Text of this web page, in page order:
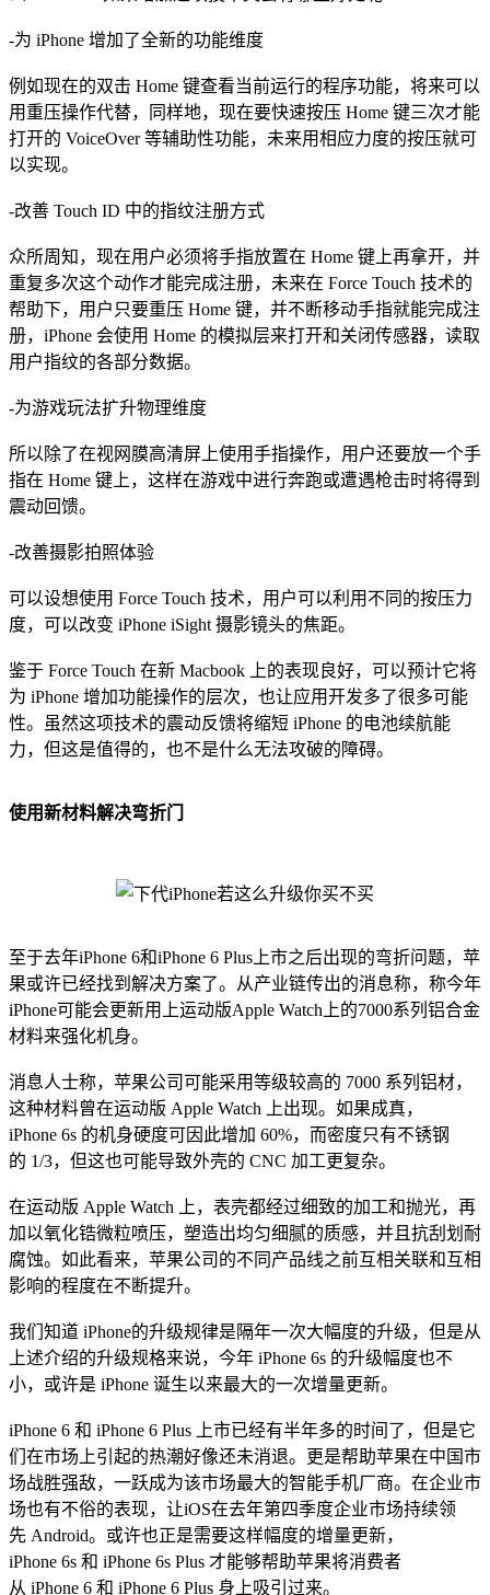
-为 iPhone 增加了全新的功能维度
例如现在的双击 Home 键查看当前运行的程序功能，将来可以
用重压操作代替，同样地，现在要快速按压 Home 键三次才能
打开的 VoiceOver 等辅助性功能，未来用相应力度的按压就可
以实现。
-改善 Touch ID 中的指纹注册方式
众所周知，现在用户必须将手指放置在 Home 键上再拿开，并
重复多次这个动作才能完成注册，未来在 Force Touch 技术的
帮助下，用户只要重压 Home 键，并不断移动手指就能完成注
册，iPhone 会使用 Home 的模拟层来打开和关闭传感器，读取
用户指纹的各部分数据。
-为游戏玩法扩升物理维度
所以除了在视网膜高清屏上使用手指操作，用户还要放一个手
指在 Home 键上，这样在游戏中进行奔跑或遭遇枪击时将得到
震动回馈。
-改善摄影拍照体验
可以设想使用 Force Touch 技术，用户可以利用不同的按压力
度，可以改变 iPhone iSight 摄影镜头的焦距。
鉴于 Force Touch 在新 Macbook 上的表现良好，可以预计它将
为 iPhone 增加功能操作的层次，也让应用开发多了很多可能
性。虽然这项技术的震动反馈将缩短 iPhone 的电池续航能
力，但这是值得的，也不是什么无法攻破的障碍。
使用新材料解决弯折门
至于去年iPhone 6和iPhone 6 Plus上市之后出现的弯折问题，苹
果或许已经找到解决方案了。从产业链传出的消息称，称今年
iPhone可能会更新用上运动版Apple Watch上的7000系列铝合金
材料来强化机身。
消息人士称，苹果公司可能采用等级较高的 7000 系列铝材，
这种材料曾在运动版 Apple Watch 上出现。如果成真，
iPhone 6s 的机身硬度可因此增加 60%，而密度只有不锈钢
的 1/3，但这也可能导致外壳的 CNC 加工更复杂。
在运动版 Apple Watch 上，表壳都经过细致的加工和抛光，再
加以氧化锆微粒喷压，塑造出均匀细腻的质感，并且抗刮划耐
腐蚀。如此看来，苹果公司的不同产品线之前互相关联和互相
影响的程度在不断提升。
我们知道 iPhone的升级规律是隔年一次大幅度的升级，但是从
上述介绍的升级规格来说，今年 iPhone 6s 的升级幅度也不
小，或许是 iPhone 诞生以来最大的一次增量更新。
iPhone 6 和 iPhone 6 Plus 上市已经有半年多的时间了，但是它
们在市场上引起的热潮好像还未消退。更是帮助苹果在中国市
场战胜强敌，一跃成为该市场最大的智能手机厂商。在企业市
场也有不俗的表现，让iOS在去年第四季度企业市场持续领
先 Android。或许也正是需要这样幅度的增量更新，
iPhone 6s 和 iPhone 6s Plus 才能够帮助苹果将消费者
从 iPhone 6 和 iPhone 6 Plus 身上吸引过来。